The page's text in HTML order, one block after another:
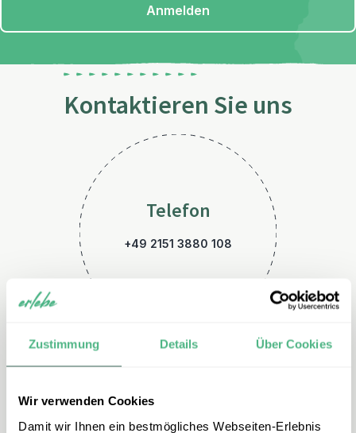
Zustimmung Details Über Cookies
Wir verwenden Cookies
Damit wir Ihnen ein bestmögliches Webseiten-Erlebnis
Anmelden
Kontaktieren Sie uns
Telefon
+49 2151 3880 108
E-Mail